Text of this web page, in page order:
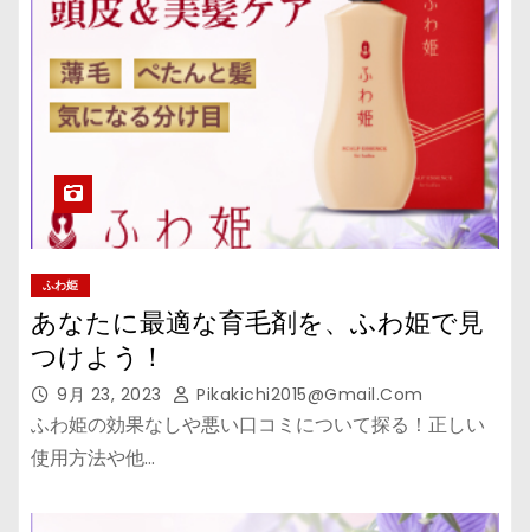
ふわ姫
あなたに最適な育毛剤を、ふわ姫で見
つけよう！
9月 23, 2023 Pikakichi2015@gmail.com
ふわ姫の効果なしや悪い口コミについて探る！正しい
使用方法や他…